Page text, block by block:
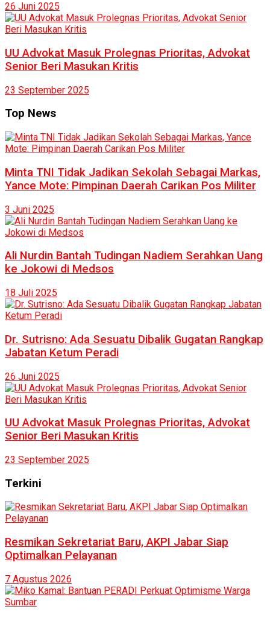
26 Juni 2025
UU Advokat Masuk Prolegnas Prioritas, Advokat
Senior Beri Masukan Kritis
23 September 2025
Top News
Minta TNI Tidak Jadikan Sekolah Sebagai Markas,
Yance Mote: Pimpinan Daerah Carikan Pos Militer
3 Juni 2025
Ali Nurdin Bantah Tudingan Nadiem Serahkan Uang
ke Jokowi di Medsos
18 Juli 2025
Dr. Sutrisno: Ada Sesuatu Dibalik Gugatan Rangkap
Jabatan Ketum Peradi
26 Juni 2025
UU Advokat Masuk Prolegnas Prioritas, Advokat
Senior Beri Masukan Kritis
23 September 2025
Terkini
Resmikan Sekretariat Baru, AKPI Jabar Siap
Optimalkan Pelayanan
7 Agustus 2026